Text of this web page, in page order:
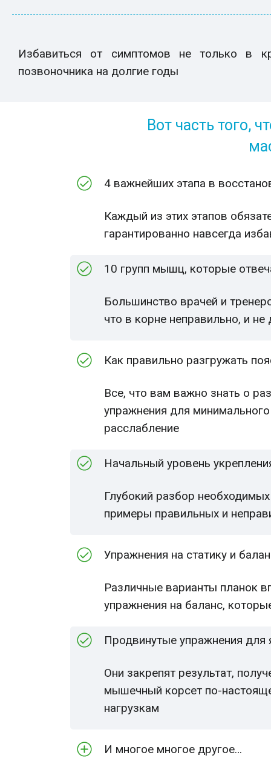
Избавиться от симптомов не только в
позвоночника на долгие годы
Вот часть того,
4 важнейших этапа в
Каждый из этих этапов
гарантированно навсегда
10 групп мышц, которые
Большинство врачей и
что в корне неправильно, и
Как правильно разгружать
Все, что вам важно знать о
упражнения для
расслабление
Начальный уровень
Глубокий разбор
примеры правильных и
Упражнения на статику и
Различные варианты планок
упражнения на баланс,
Продвинутые упражнения для
Они закрепят результат,
мышечный корсет по-
нагрузкам
И многое многое другое…